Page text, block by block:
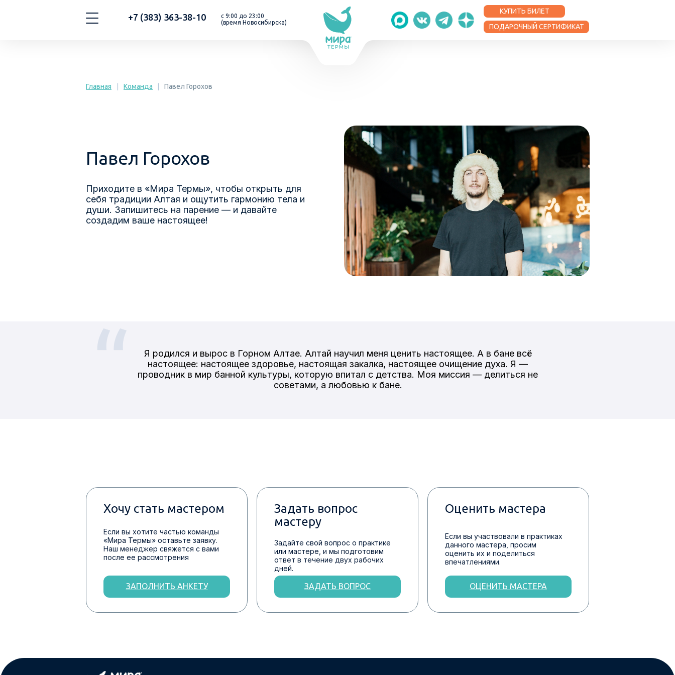
с 9:00 до 23:00
(время Новосибирска)
+7 (383) 363-38-10
КУПИТЬ БИЛЕТ
ПОДАРОЧНЫЙ СЕРТИФИКАТ
Главная Павел Горохов
Команда
Павел Горохов
Я родился и вырос в Горном Алтае. Алтай научил меня ценить настоящее. А в бане всё
настоящее: настоящее здоровье, настоящая закалка, настоящее очищение духа. Я —
проводник в мир банной культуры, которую впитал с детства. Моя миссия — делиться не
советами, а любовью к бане.
Хочу стать мастером
Если вы хотите частью команды
«Мира Термы» оставьте заявку.
Наш менеджер свяжется с вами
после ее рассмотрения
ЗАПОЛНИТЬ АНКЕТУ
Задайте свой вопрос о практике
или мастере, и мы подготовим
ответ в течение двух рабочих
дней.
Задать вопрос
мастеру
ЗАДАТЬ ВОПРОС
Если вы участвовали в практиках
данного мастера, просим
оценить их и поделиться
впечатлениями.
Оценить мастера
ОЦЕНИТЬ МАСТЕРА
Приходите в «Мира Термы», чтобы открыть для
себя традиции Алтая и ощутить гармонию тела и
души. Запишитесь на парение — и давайте
создадим ваше настоящее!